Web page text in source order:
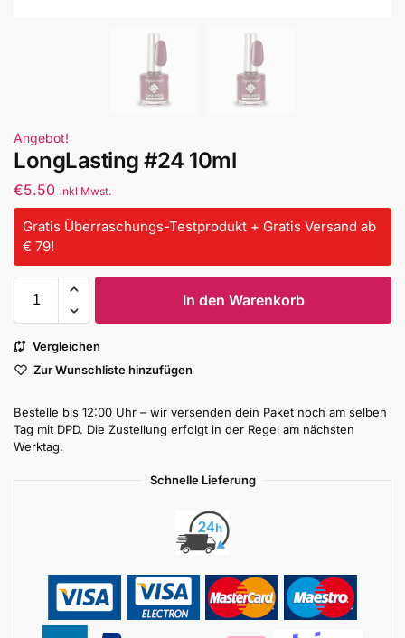
Angebot!
LongLasting #24 10ml
€5.50 inkl Mwst.
Gratis Überraschungs-Testprodukt + Gratis Versand ab
€ 79!
In den Warenkorb
Vergleichen
Zur Wunschliste hinzufügen
Bestelle bis 12:00 Uhr – wir versenden dein Paket noch am selben
Tag mit DPD. Die Zustellung erfolgt in der Regel am nächsten
Werktag.
Schnelle Lieferung